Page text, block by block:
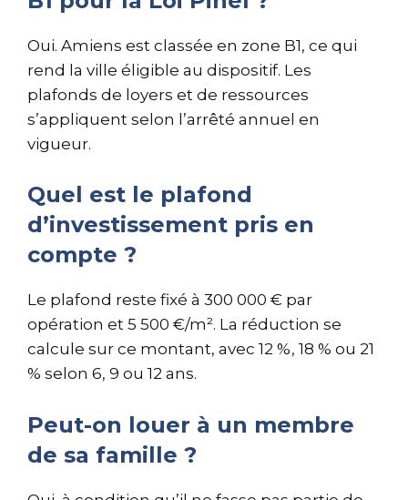
Oui. Amiens est classée en zone B1, ce qui
rend la ville éligible au dispositif. Les
plafonds de loyers et de ressources
s’appliquent selon l’arrêté annuel en
vigueur.
Quel est le plafond
d’investissement pris en
compte ?
Le plafond reste fixé à 300 000 € par
opération et 5 500 €/m². La réduction se
calcule sur ce montant, avec 12 %, 18 % ou 21
% selon 6, 9 ou 12 ans.
Peut-on louer à un membre
de sa famille ?